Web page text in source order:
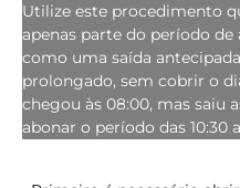
Utilize este procedimento
apenas parte do período
como uma saída
prolongado, sem cobrir o
chegou às 08:00, mas saiu
abonar o período das 10:30